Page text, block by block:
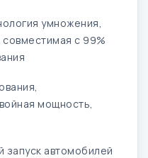
умножения,
с 99%
мощность,
запуск автомобилей